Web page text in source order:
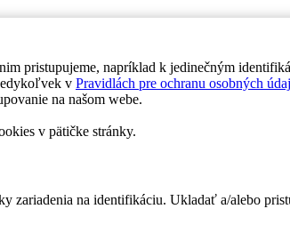
pristupujeme, napríklad k jedinečným
v Pravidlách pre ochranu osobných
na našom webe.
v pätičke stránky.
na identifikáciu. Ukladať a/alebo